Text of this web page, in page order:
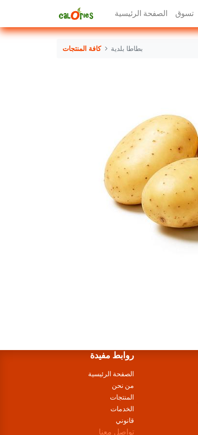
الصفحة الرئيسية تسوق
كافة المنتجات بطاطا بلدية
روابط مفيدة
الصفحة الرئيسية
من نحن
المنتجات
الخدمات
قانوني
تواصل معنا